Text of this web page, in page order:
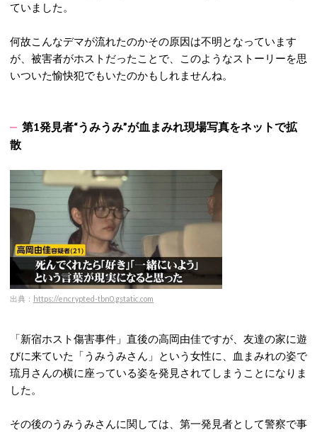
ていました。
何故こんなデマが流れたのかその原因は不明となっています
が、被害者がホストだったことで、このようなストーリーを思
いついた愉快犯でもいたのかもしれませんね。
第1発見者“うみうみ”が血まみれ現場写真をネットで拡
散
出典： https://encrypted-tbn0.gstatic.com
「新宿ホスト傷害事件」直後の高岡由佳ですが、友達の家に遊
びに来ていた「うみうみさん」という女性に、血まみれの姿で
琉月さんの横に座っている姿を発見されてしまうことになりま
した。
その後のうみうみさんに関しては、第一発見者として警察で事